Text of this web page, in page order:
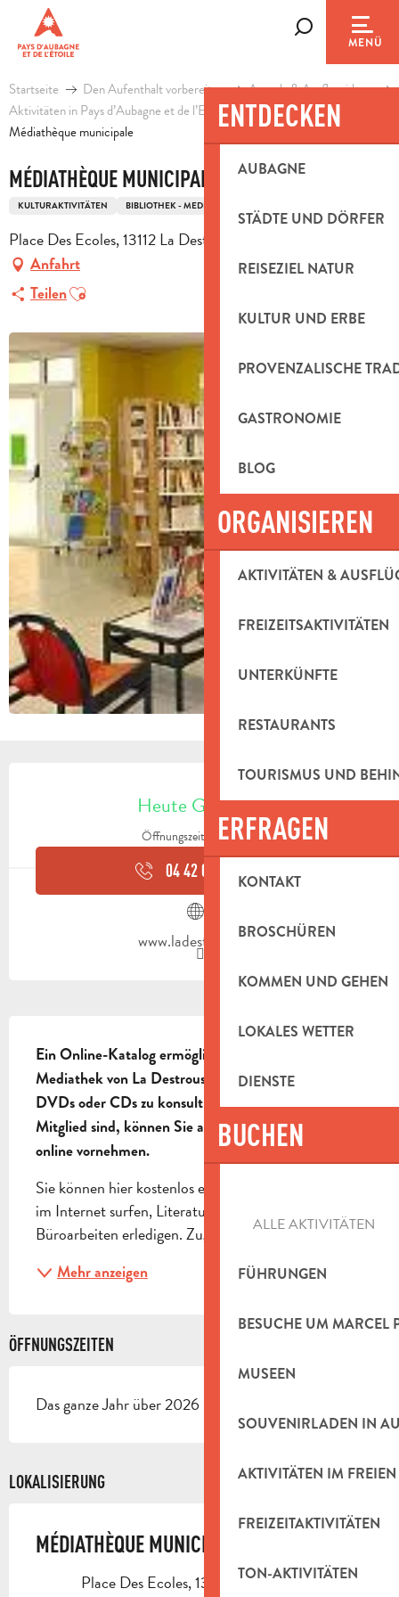
contenu
principal
MENÜ
ENTDECKEN
AUBAGNE
STÄDTE UND DÖRFER
REISEZIEL NATUR
KULTUR UND ERBE
PROVENZALISCHE
GASTRONOMIE
BLOG
ORGANISIEREN
AKTIVITÄTEN &
FREIZEITSAKTIVITÄTEN
UNTERKÜNFTE
RESTAURANTS
TOURISMUS UND
ERFRAGEN
KONTAKT
BROSCHÜREN
KOMMEN UND GEHEN
LOKALES WETTER
DIENSTE
BUCHEN
ALLE AKTIVITÄTEN
FÜHRUNGEN
BESUCHE UM MARCEL
MUSEEN
SOUVENIRLADEN IN
AKTIVITÄTEN IM FREIEN
FREIZEITAKTIVITÄTEN
TON-AKTIVITÄTEN
Startseite Den Aufenthalt vorbereiten
Agenda & Ausflugsideen
Aktivitäten in Pays d’Aubagne et de l’Etoile
Freizeit
Médiathèque municipale
MÉDIATHÈQUE MUNICIPALE
KULTURAKTIVITÄTEN BIBLIOTHEK - MEDIATHEK
Place Des Ecoles, 13112 La Destrousse
Anfahrt
TeilenAjouter aux favoris
ÖFFNUNGSZEITEN &
Heute Geöffnet
Öffnungszeiten ansehen
04 42 04 86
www.ladestrousse.fr
Ein Online-Katalog ermöglicht es Ihnen, die in der
Mediathek von La Destrousse verfügbaren Bücher,
DVDs oder CDs zu konsultieren. Wenn Sie bereits
Mitglied sind, können Sie auch Ihre Reservierung
online vornehmen.
Sie können hier kostenlos einen Computer nutzen:
im Internet surfen, Literatur recherchieren oder
Büroarbeiten erledigen. Zugänglich für Behinderte
Mehr anzeigen
ÖFFNUNGSZEITEN
Das ganze Jahr über 2026 - Geöffnet jeden tag
LOKALISIERUNG
MÉDIATHÈQUE MUNICIPALE
Place Des Ecoles, 13112 La Destrousse